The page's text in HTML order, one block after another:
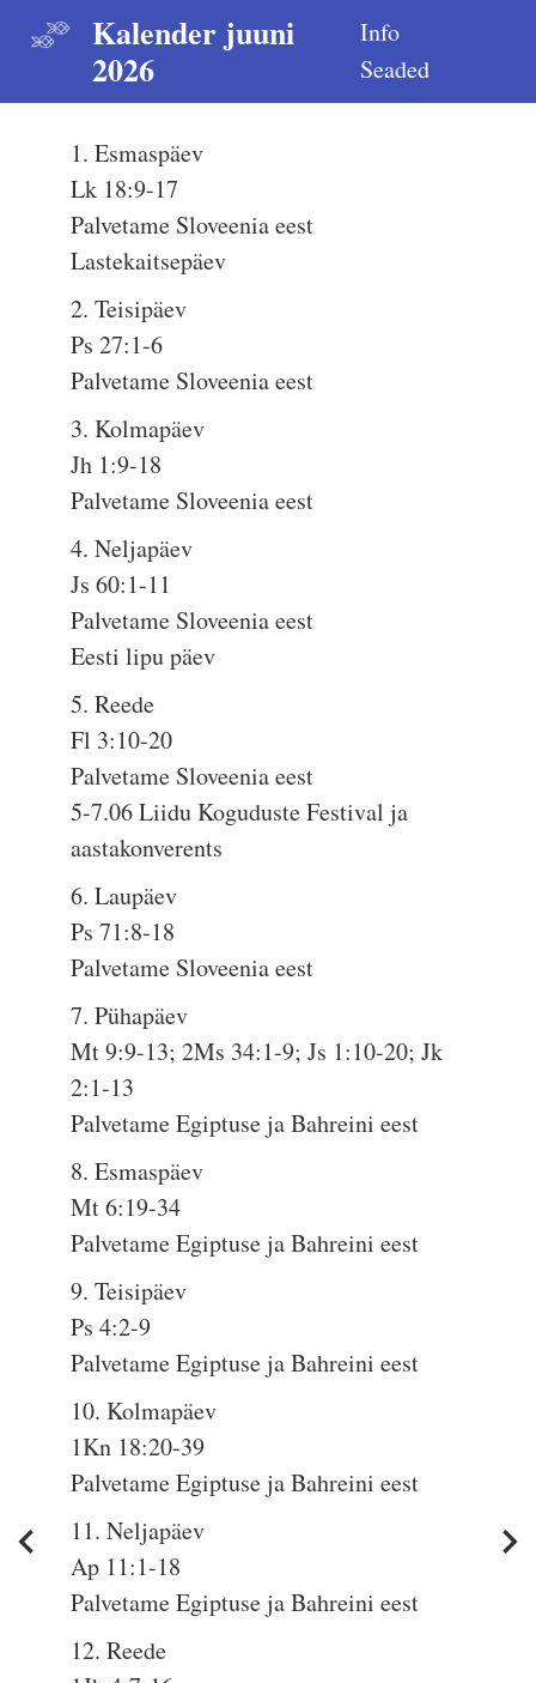
Kalender juuni
2026
Info
Seaded
1. Esmaspäev
Lk 18:9-17
Palvetame Sloveenia eest
Lastekaitsepäev
2. Teisipäev
Ps 27:1-6
Palvetame Sloveenia eest
3. Kolmapäev
Jh 1:9-18
Palvetame Sloveenia eest
4. Neljapäev
Js 60:1-11
Palvetame Sloveenia eest
Eesti lipu päev
5. Reede
Fl 3:10-20
Palvetame Sloveenia eest
5-7.06 Liidu Koguduste Festival ja
aastakonverents
6. Laupäev
Ps 71:8-18
Palvetame Sloveenia eest
7. Pühapäev
Mt 9:9-13; 2Ms 34:1-9; Js 1:10-20; Jk
2:1-13
Palvetame Egiptuse ja Bahreini eest
8. Esmaspäev
Mt 6:19-34
Palvetame Egiptuse ja Bahreini eest
9. Teisipäev
Ps 4:2-9
Palvetame Egiptuse ja Bahreini eest
10. Kolmapäev
1Kn 18:20-39
Palvetame Egiptuse ja Bahreini eest
11. Neljapäev
Ap 11:1-18
Palvetame Egiptuse ja Bahreini eest
12. Reede